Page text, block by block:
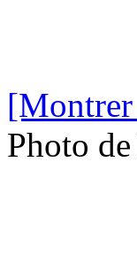
[Montrer
Photo